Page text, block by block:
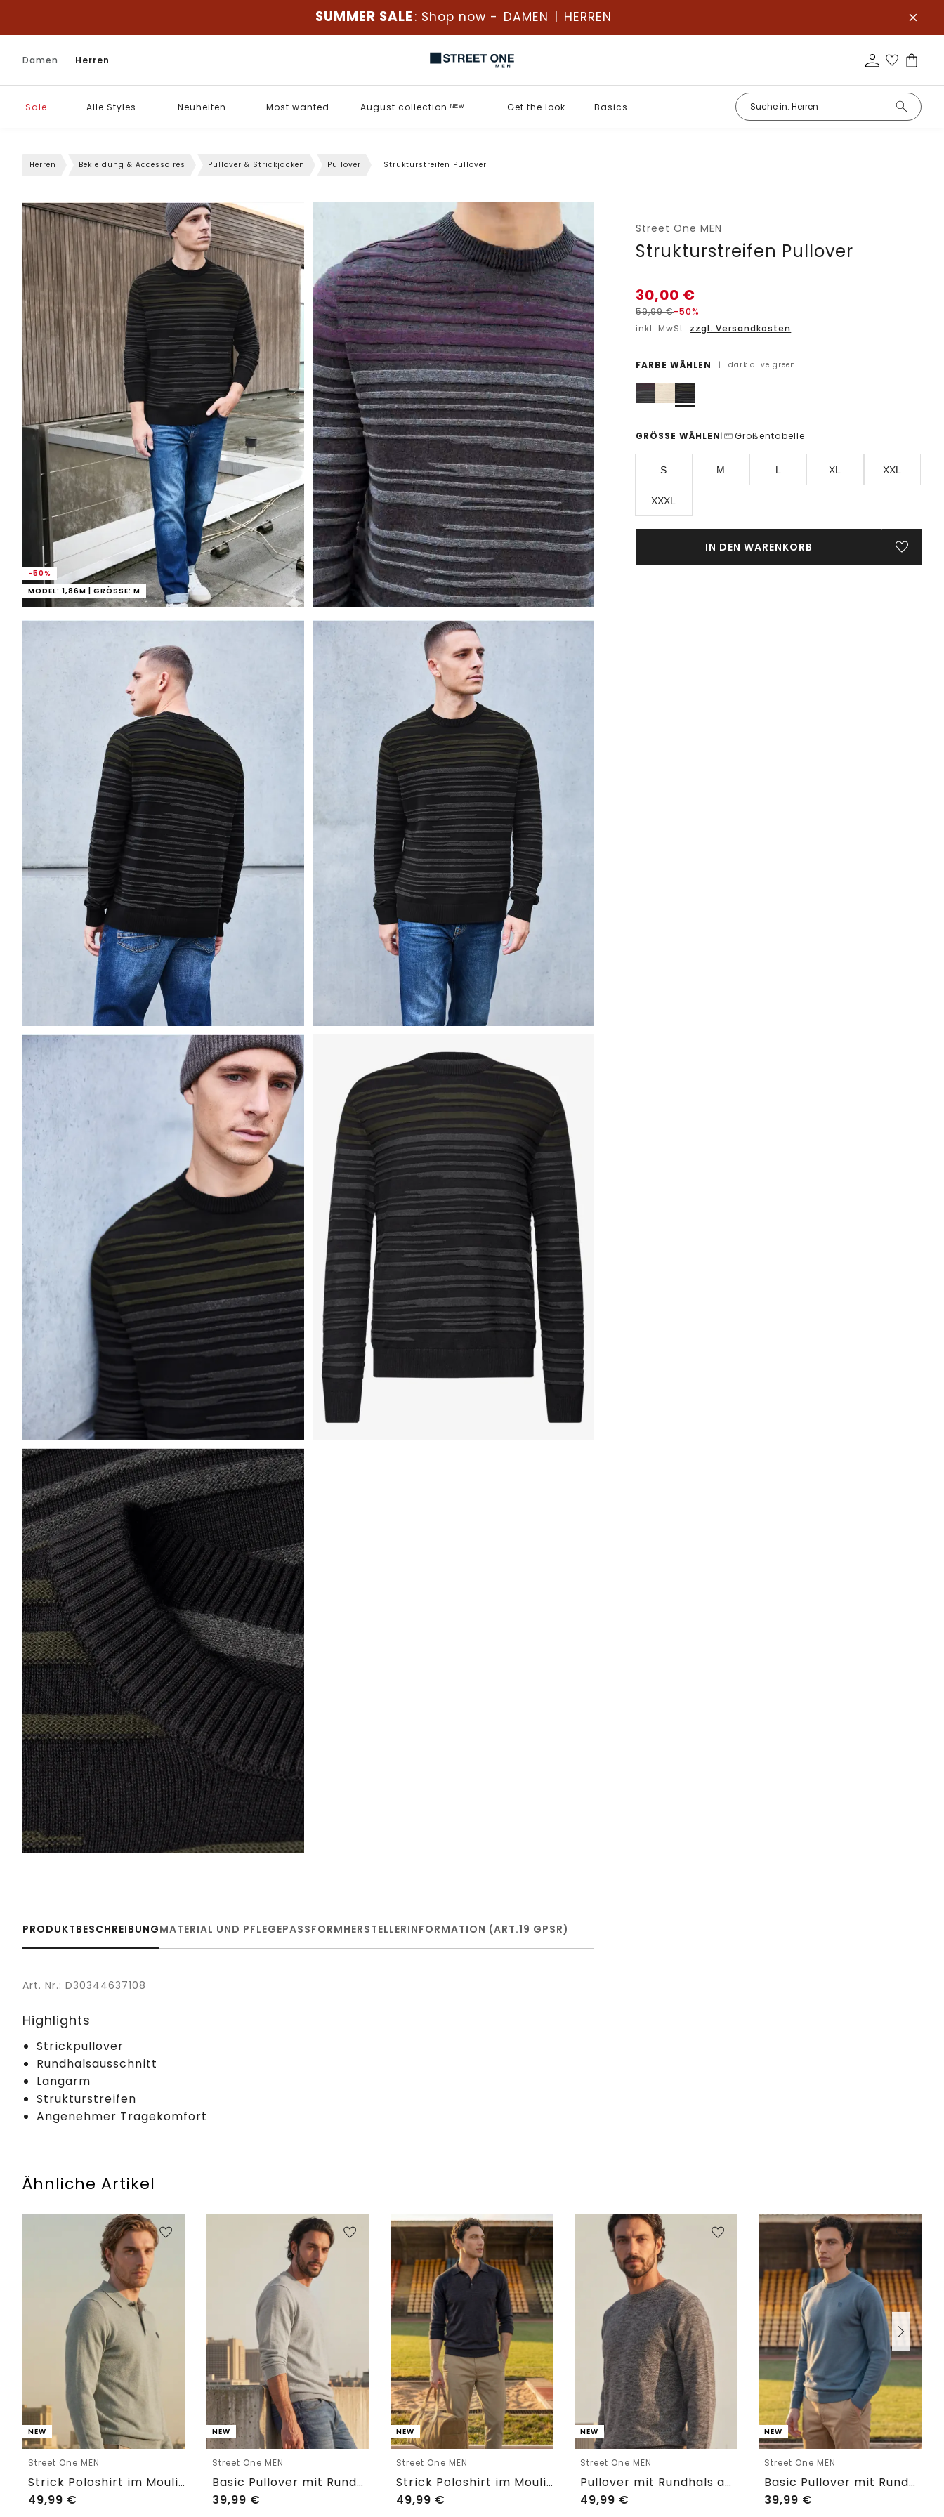
SUMMER SALE : Shop now - DAMEN | HERREN
Damen Herren
Sale Alle Styles Neuheiten Most wanted August collection ᴺᴱᵂ Get the look Basics
Herren Bekleidung & Accessoires Pullover & Strickjacken Pullover Strukturstreifen Pullover
-50%
MODEL: 1,86M | GRÖSSE: M
Street One MEN
Strukturstreifen Pullover
30,00 €
59,99€-50%
inkl. MwSt. zzgl. Versandkosten
FARBE WÄHLEN | dark olive green
GRÖSSE WÄHLEN | Größentabelle
S M L XL XXL
XXXL
IN DEN WARENKORB
PRODUKTBESCHREIBUNGMATERIAL UND PFLEGEPASSFORMHERSTELLERINFORMATION (ART.19 GPSR)
Art. Nr.: D30344637108
Highlights
Strickpullover
Rundhalsausschnitt
Langarm
Strukturstreifen
Angenehmer Tragekomfort
Ähnliche Artikel
NEW
Street One MEN
Strick Poloshirt im Mouliné Look
49,99 €
NEW
Street One MEN
Basic Pullover mit Rundhals in Unifarbe
39,99 €
NEW
Street One MEN
Strick Poloshirt im Mouliné Look
49,99 €
NEW
Street One MEN
Pullover mit Rundhals aus reiner Baumwolle
49,99 €
NEW
Street One MEN
Basic Pullover mit Rundhals in Unifarbe
39,99 €